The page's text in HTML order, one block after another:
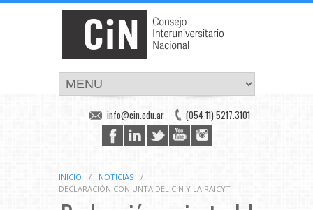
(054 11) 5217.3101
info@cin.edu.ar
INICIO / NOTICIAS
/
DECLARACIÓN CONJUNTA DEL CIN Y LA RAICYT